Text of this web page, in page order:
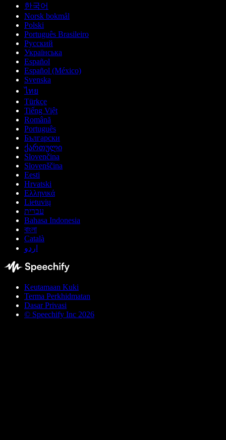
한국어
Norsk bokmål
Polski
Português Brasileiro
Русский
Українська
Español
Español (México)
Svenska
ไทย
Türkçe
Tiếng Việt
Română
Português
Български
ქართული
Slovenčina
Slovenščina
Eesti
Hrvatski
Ελληνικά
Lietuvių
עברית
Bahasa Indonesia
বাংলা
Català
اردو
Keutamaan Kuki
Terma Perkhidmatan
Dasar Privasi
© Speechify Inc 2026